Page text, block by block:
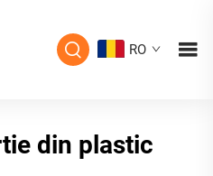
RO
din plastic